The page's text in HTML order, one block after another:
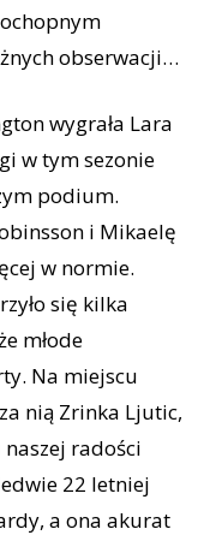
obserwacji…
wygrała Lara
w tym sezonie
podium.
i Mikaelę
w normie.
się kilka
młode
Na miejscu
nią Zrinka Ljutic,
radości
22 letniej
a ona akurat